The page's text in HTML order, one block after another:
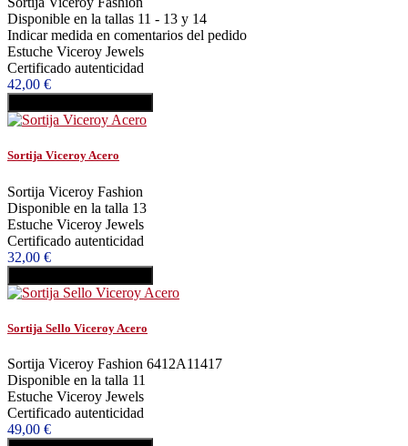
Disponible en la tallas 11 - 13 y 14
Indicar medida en comentarios del pedido
Estuche Viceroy Jewels
Certificado autenticidad
42,00 €
Sortija Viceroy Acero
Sortija Viceroy Fashion
Disponible en la talla 13
Estuche Viceroy Jewels
Certificado autenticidad
32,00 €
Sortija Sello Viceroy Acero
Sortija Viceroy Fashion 6412A11417
Disponible en la talla 11
Estuche Viceroy Jewels
Certificado autenticidad
49,00 €